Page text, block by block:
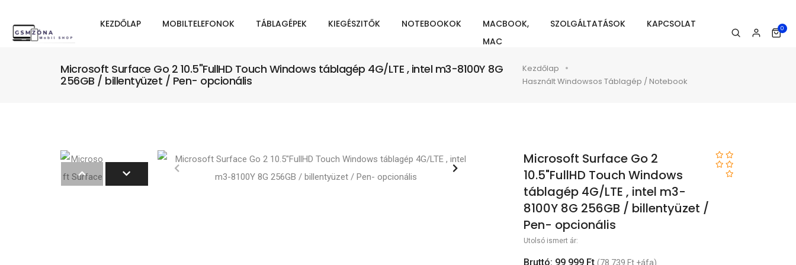
KEZDŐLAP MOBILTELEFONOK TÁBLAGÉPEK KIEGÉSZITŐK NOTEBOOKOK
MACBOOK,
MAC
SZOLGÁLTATÁSOK KAPCSOLAT 0
Microsoft Surface Go 2 10.5"FullHD Touch Windows táblagép 4G/LTE , intel m3-8100Y 8G
256GB / billentyüzet / Pen- opcionális
Kezdőlap
Használt Windowsos Táblagép / Notebook
Microsoft Surface Go 2
10.5"FullHD Touch Windows
táblagép 4G/LTE , intel m3-
8100Y 8G 256GB / billentyüzet /
Pen- opcionális
Utolsó ismert ár:
Bruttó: 99 999 Ft (78 739 Ft +áfa)